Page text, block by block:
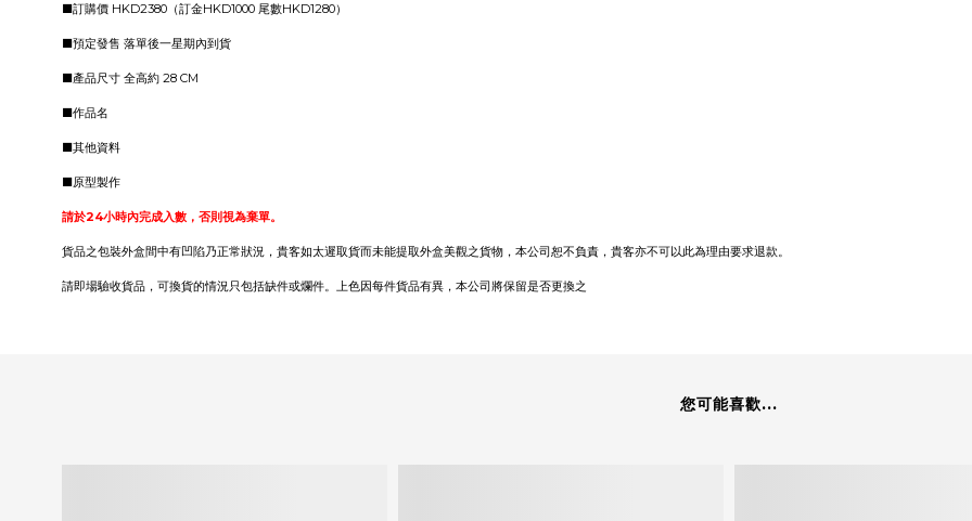
■訂購價 HKD2380（訂金HKD1000 尾數HKD1280）
■預定發售 落單後一星期內到貨
■產品尺寸 全高約 28 CM
■作品名
■其他資料
■原型製作
請於24小時內完成入數，否則視為棄單。
貨品之包裝外盒間中有凹陷乃正常狀況，貴客如太遲取貨而未能提取外盒美觀之貨物，本公司恕不負責，貴客亦不可以此為理由要求退款。
請即場驗收貨品，可換貨的情況只包括缺件或爛件。上色因每件貨品有異，本公司將保留是否更換之
您可能喜歡...